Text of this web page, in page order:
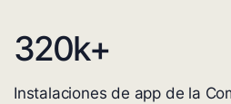
320k+
Instalaciones de app de la